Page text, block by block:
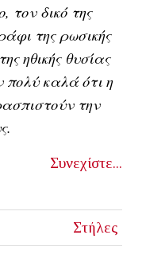
τον δικό της
της ρωσικής
ηθικής θυσίας
πολύ καλά ότι η
την
Συνεχίστε...
Στήλες